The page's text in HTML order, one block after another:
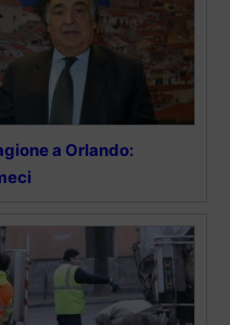
a Orlando: